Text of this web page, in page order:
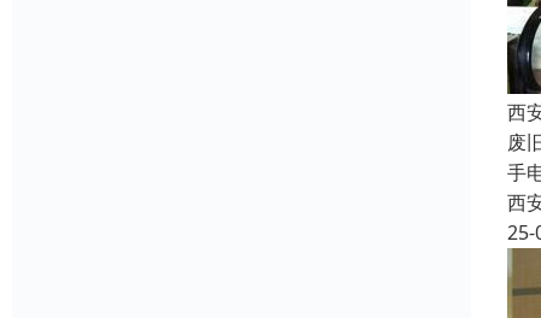
西
废
手
西
25-